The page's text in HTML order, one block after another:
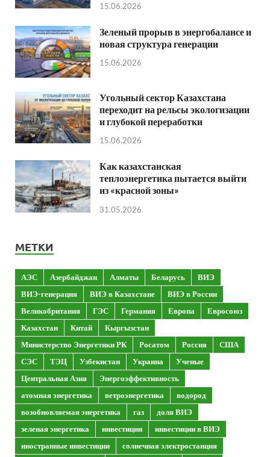
15.06.2026
Зеленый прорыв в энергобалансе и
новая структура генерации
15.06.2026
Угольный сектор Казахстана
переходит на рельсы экологизации
и глубокой переработки
15.06.2026
Как казахстанская
теплоэнергетика пытается выйти
из «красной зоны»
31.05.2026
МЕТКИ
АЭС Азербайджан Алматы Беларусь
ВИЭ
ВИЭ-генерация
ВИЭ в Казахстане
ВИЭ в России
Великобритания
ГЭС Германия Европа
Евросоюз
Казахстан
Китай
Кыргызстан
Министерство Энергетики РК
Росатом Россия
США
СЭС
ТЭЦ Узбекистан Украина
Ученые
Центральная Азия
Энергоэффективность
атомная энергетика
ветроэнергетика
водород
возобновляемая энергетика
газ
доля ВИЭ
зеленая энергетика
инвестиции
инвестиции в ВИЭ
иностранные инвестиции
солнечная электростанция